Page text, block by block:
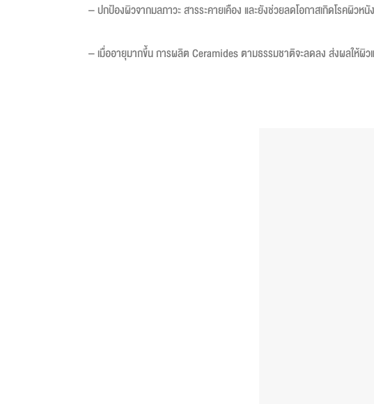
– ปกป้องผิวจากมลภาวะ สารระคายเคือง และยังช่วยลดโอกาสเกิดโรคผิวห
– เมื่ออายุมากขึ้น การผลิต Ceramides ตามธรรมชาติจะลดลง ส่งผลให้ผิว